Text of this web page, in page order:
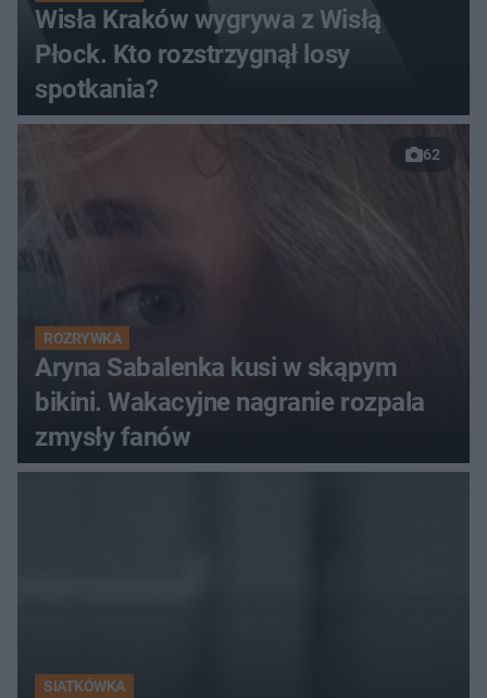
Wisła Kraków wygrywa z Wisłą
Płock. Kto rozstrzygnął losy
spotkania?
62
ROZRYWKA
Aryna Sabalenka kusi w skąpym
bikini. Wakacyjne nagranie rozpala
zmysły fanów
SIATKÓWKA